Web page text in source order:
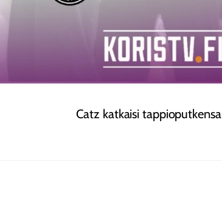
Catz katkaisi tappioputkensa